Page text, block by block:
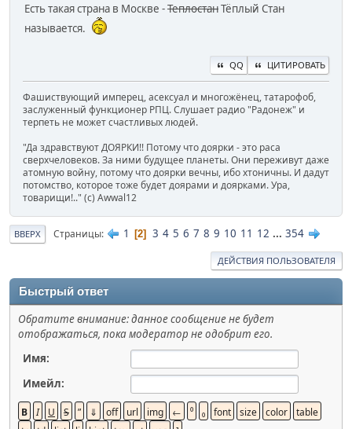
Есть такая страна в Москве -ТеплостанТёплый Стан
называется.
QQ ЦИТИРОВАТЬ
Фашиствующий имперец, асексуал и многожёнец, татарофоб,
заслуженный функционер РПЦ. Слушает радио "Радонеж" и
терпеть не может счастливых людей.
"Да здравствуют ДОЯРКИ!! Потому что доярки - это раса
сверхчеловеков. За ними будущее планеты. Они переживут даже
атомную войну, потому что доярки вечны, ибо хтоничны. И дадут
потомство, которое тоже будет доярами и доярками. Ура,
товарищи!.." (c) Awwal12
ВВЕРХ Страницы 1 2 3 4 5 6 7 8 9 10 11 12 ... 354
ДЕЙСТВИЯ ПОЛЬЗОВАТЕЛЯ
Быстрый ответ
Обратите внимание: данное сообщение не будет
отображаться, пока модератор не одобрит его.
Имя:
Имейл: